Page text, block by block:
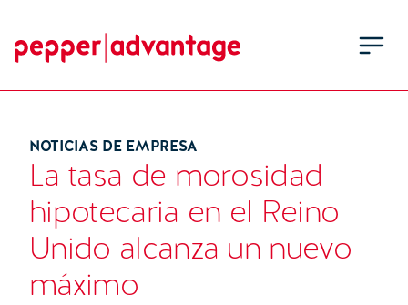
NOTICIAS DE EMPRESA
La tasa de morosidad
hipotecaria en el Reino
Unido alcanza un nuevo
máximo